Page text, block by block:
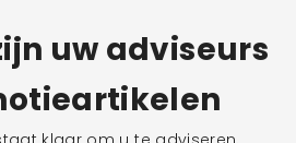
uw adviseurs